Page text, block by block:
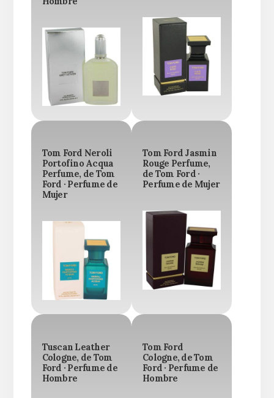
Tom Ford Neroli
Portofino Acqua
Perfume, de Tom
Ford · Perfume de
Mujer
Tom Ford Jasmin
Rouge Perfume,
de Tom Ford ·
Perfume de Mujer
Tuscan Leather
Cologne, de Tom
Ford · Perfume de
Hombre
Tom Ford
Cologne, de Tom
Ford · Perfume de
Hombre